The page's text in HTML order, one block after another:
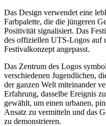
Das Design verwendet eine
Farbpalette, die die jüngeren
Positivität signalisiert. Das
des offiziellen UTS-Logos auf
Festivalkonzept angepasst.
Das Zentrum des Logos
verschiedenen Jugendlichen,
der ganzen Welt miteinander
Erfahrung, dasselbe Ereignis
gewählt, um einen urbanen,
Ansatz zu vermitteln und das
zu demonstrieren.